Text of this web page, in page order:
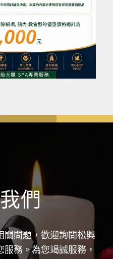
們
關問題，歡迎詢問松興
服務。為您竭誠服務，